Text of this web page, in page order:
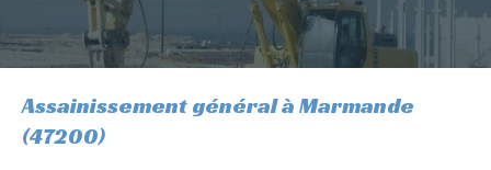
Assainissement général à Marmande
(47200)